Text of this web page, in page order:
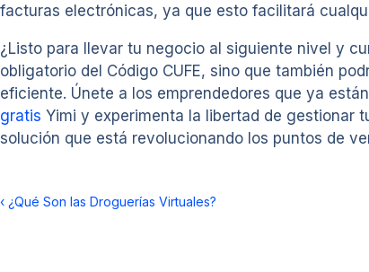
facturas electrónicas, ya que esto facilitará
¿Listo para llevar tu negocio al siguiente nivel y
obligatorio del Código CUFE, sino que también
eficiente. Únete a los emprendedores que ya
gratis Yimi y experimenta la libertad de gestionar
solución que está revolucionando los puntos de
‹ ¿Qué Son las Droguerías Virtuales?